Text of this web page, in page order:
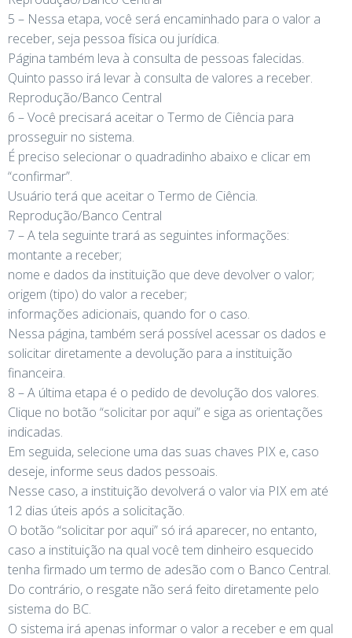
5 – Nessa etapa, você será encaminhado para o valor a
receber, seja pessoa física ou jurídica.
Página também leva à consulta de pessoas falecidas.
Quinto passo irá levar à consulta de valores a receber.
Reprodução/Banco Central
6 – Você precisará aceitar o Termo de Ciência para
prosseguir no sistema.
É preciso selecionar o quadradinho abaixo e clicar em
“confirmar”.
Usuário terá que aceitar o Termo de Ciência.
Reprodução/Banco Central
7 – A tela seguinte trará as seguintes informações:
montante a receber;
nome e dados da instituição que deve devolver o valor;
origem (tipo) do valor a receber;
informações adicionais, quando for o caso.
Nessa página, também será possível acessar os dados e
solicitar diretamente a devolução para a instituição
financeira.
8 – A última etapa é o pedido de devolução dos valores.
Clique no botão “solicitar por aqui” e siga as orientações
indicadas.
Em seguida, selecione uma das suas chaves PIX e, caso
deseje, informe seus dados pessoais.
Nesse caso, a instituição devolverá o valor via PIX em até
12 dias úteis após a solicitação.
O botão “solicitar por aqui” só irá aparecer, no entanto,
caso a instituição na qual você tem dinheiro esquecido
tenha firmado um termo de adesão com o Banco Central.
Do contrário, o resgate não será feito diretamente pelo
sistema do BC.
O sistema irá apenas informar o valor a receber e em qual